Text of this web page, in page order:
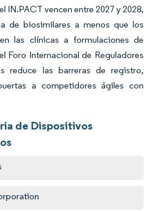
IN.PACT vencen entre 2027 y 2028,
de biosimilares a menos que los
las clínicas a formulaciones de
Foro Internacional de Reguladores
reduce las barreras de registro,
a competidores ágiles con
de Dispositivos